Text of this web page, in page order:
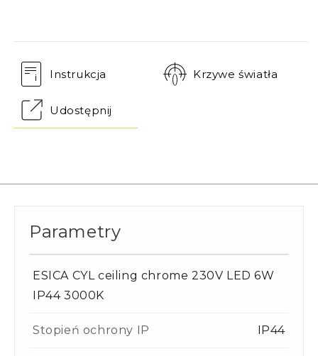
Instrukcja Krzywe światła
Udostępnij
Parametry
ESICA CYL ceiling chrome 230V LED 6W
IP44 3000K
Stopień ochrony IP IP44